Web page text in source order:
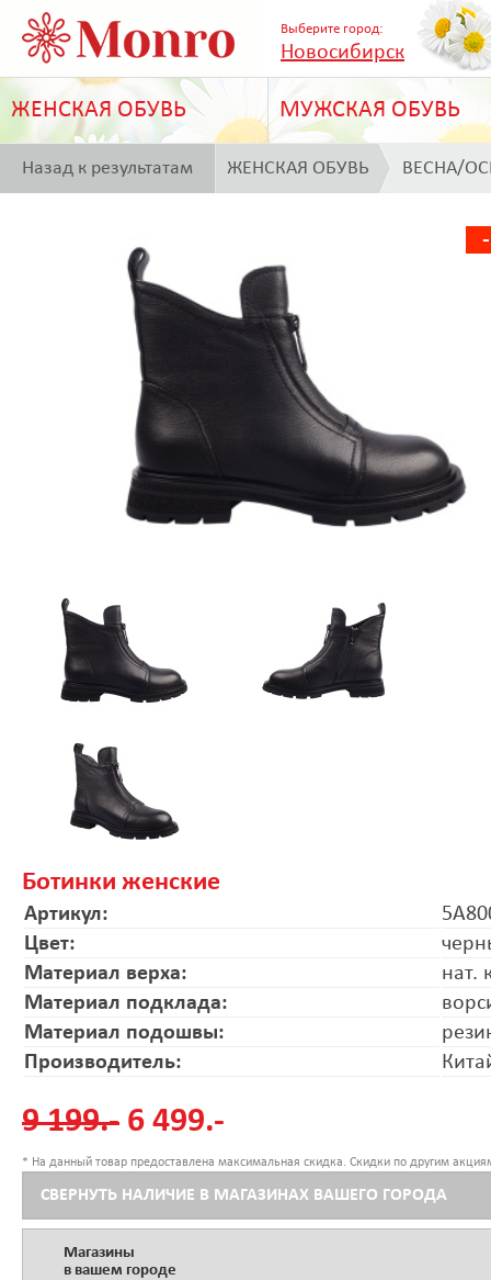
Выберите город:
Новосибирск
ЖЕНСКАЯ ОБУВЬ МУЖСКАЯ ОБУВЬ
Назад к результатам ЖЕНСКАЯ ОБУВЬ ВЕСНА/
Ботинки женские
Артикул:
Цвет:
Материал верха:
нат.
Материал подклада:
Материал подошвы:
Производитель:
9 199.- 6 499.-
* На данный товар предоставлена максимальная скидка. Скидки по другим
СВЕРНУТЬ НАЛИЧИЕ В МАГАЗИНАХ ВАШЕГО ГОРОДА
Магазины
в вашем городе